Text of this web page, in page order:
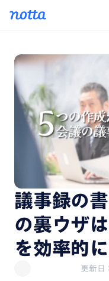
議事録の
の裏ウザ
を効率的
更新日